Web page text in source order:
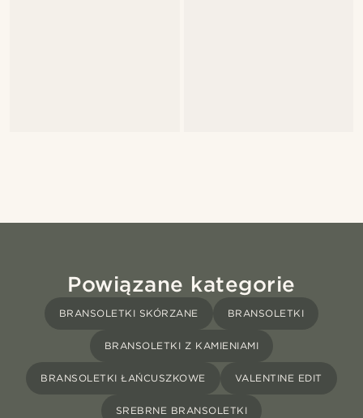
Powiązane kategorie
BRANSOLETKI SKÓRZANE BRANSOLETKI
BRANSOLETKI Z KAMIENIAMI
BRANSOLETKI ŁAŃCUSZKOWE VALENTINE EDIT
SREBRNE BRANSOLETKI